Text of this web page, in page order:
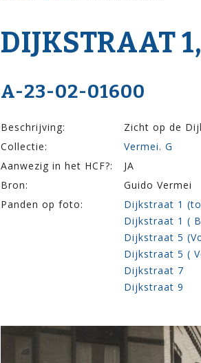
DIJK­STRAAT
A-23-02-01600
Beschrijving:
Zicht op de
Collectie:
Vermei. G
Aanwezig in het HCF?:
JA
Bron:
Guido Vermei
Panden op foto:
Dijkstraat 1
Dijkstraat 1 (
Dijkstraat 5
Dijkstraat 5 (
Dijkstraat 7
Dijkstraat 9